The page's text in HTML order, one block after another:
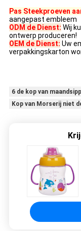
Pas Steekproeven
aangepast embleem
ODM de Dienst: Wij
ontwerp produceren!
OEM de Dienst: Uw
verpakkingskarton
6 de kop van
Kop van Morserij niet